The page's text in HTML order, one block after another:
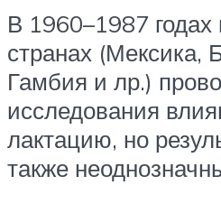
В 1960–1987 годах
странах (Мексика,
Гамбия и лр.)
исследования
лактацию, но
также